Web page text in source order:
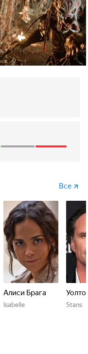
Все
Алиси Брага
Isabelle Stans